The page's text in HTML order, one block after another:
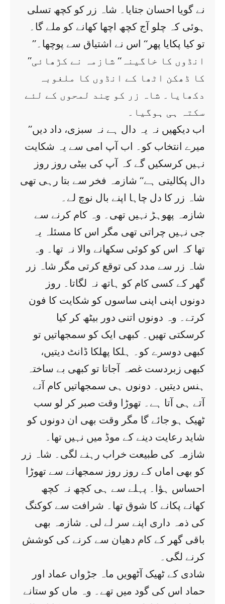
نے گویا احسان جتایا۔ شاہ زر کو کچھ تسلی
ہوئی کہ چلو آج کچھ اچھا کھانے کو ملے گا۔
’’تو کیا پکایا پھر‘‘ اس نے اشتیاق سے پوچھا۔
’’انڈوں کا خاگینہ‘‘ شازمہ نے کڑھائی
کا ڈھکن اٹھا کے انڈوں کا ملغوبہ
دکھایا۔ شاہ زر کو چند لمحوں کے لئے
سکتہ ہی ہوگیا۔
’’اب دیکھیں نہ یہ دال ہے نہ سبزی، داد دیں
میرے انتخاب کو۔ اب آپ امی سے یہ شکایت
نہیں کرسکیں گے کہ آپ کی بیٹی روز روز
دال پکالیتی ہے‘‘ شازمہ فخر سے بتا رہی تھی
شاہ زر کا دل چاہا اپنے بال نوچ لے۔
شازمہ پھوہڑ نہیں تھی۔ وہ کام کرنے سے
جی نہیں چراتی تھی مگر اس کا مسئلہ یہ
تھا کہ اس کو کوئی سکھانے والا نہ تھا۔ وہ
شاہ زر سے مدد کی توقع کرتی مگر شاہ زر
گھر کے کسی کام کو ہاتھ نہ لگاتا۔ روز
دونوں اپنی اپنی ساسوں کو شکایت کا فون
کرتے۔ وہ دونوں اتنی دور بیٹھ کر کیا
کرسکتی تھیں۔ کبھی ایک کو سمجھاتیں تو
کبھی دوسرے کو۔ ہلکا پھلکا ڈانٹ دیتیں،
کبھی زبردست غصہ آجاتا تو کبھی بے ساختہ
ہنس دیتیں۔ دونوں ہی سمجھاتیں کام آتے
آتے ہی آتا ہے۔ تھوڑا وقت صبر کر لو سب
ٹھیک ہو جائے گا مگر وقت بھی ان دونوں کو
شاید رعایت دینے کے موڈ میں نہیں تھا۔
شازمہ کی طبیعت خراب رہنے لگی۔ شاہ زر
کو بھی اماں کے روز روز سمجھانے سے تھوڑا
احساس ہؤا۔ پہلے سے ہی کچھ نہ کچھ
کھانے پکانے کا شوق تھا۔ شرافت سے کوکنگ
کی ذمہ داری اپنے سر لے لی۔ شازمہ بھی
باقی گھر کے کام دھیان سے کرنے کی کوشش
کرنے لگی۔
شادی کے ٹھیک آٹھویں ماہ جڑواں عماد اور
حماد اس کی گود میں تھے۔ وہ ماں کو ستانے